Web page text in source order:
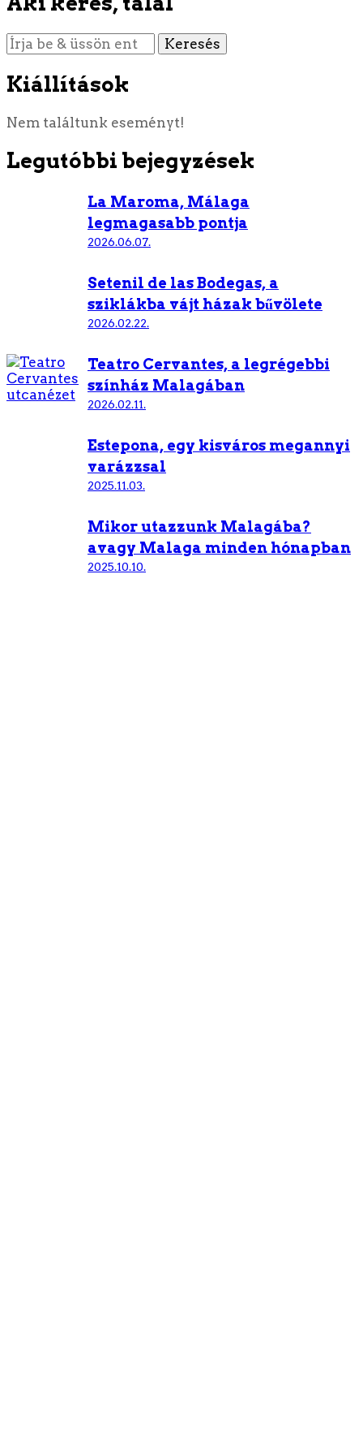
Keres
valamit?
Kiállítások
Nem találtunk eseményt!
Legutóbbi bejegyzések
La Maroma, Málaga
legmagasabb pontja
2026.06.07.
Setenil de las Bodegas, a
sziklákba vájt házak bűvölete
2026.02.22.
Teatro Cervantes, a legrégebbi
színház Malagában
2026.02.11.
Estepona, egy kisváros megannyi
varázzsal
2025.11.03.
Mikor utazzunk Malagába?
avagy Malaga minden hónapban
2025.10.10.